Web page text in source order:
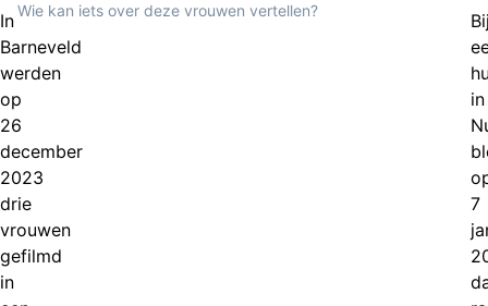
In
Barneveld
werden
op
26
december
2023
drie
vrouwen
gefilmd
in
Wie kan iets over deze vrouwen vertellen?
in
7